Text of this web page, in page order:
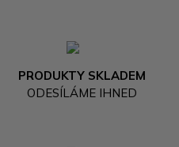
PRODUKTY SKLADEM
ODESÍLÁME IHNED